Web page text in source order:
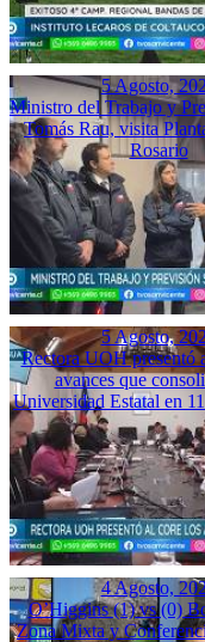
5 Agosto,
Ministro del Trabajo y
Tomás Rau, visita
Rosario
5 Agosto,
Rectora UOH presentó
avances que
Universidad Estatal en
4 Agosto,
O’Higgins (1) vs (0)
Zona Mixta y